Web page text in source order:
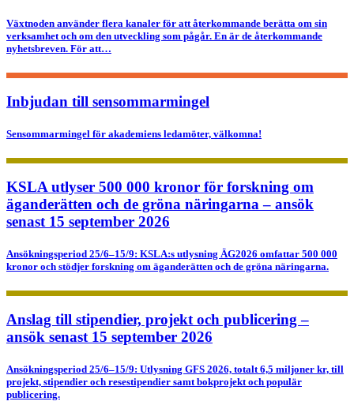
Växtnoden använder flera kanaler för att återkommande berätta om sin
verksamhet och om den utveckling som pågår. En är de återkommande
nyhetsbreven. För att…
Inbjudan till sensommarmingel
Sensommarmingel för akademiens ledamöter, välkomna!
KSLA utlyser 500 000 kronor för forskning om
äganderätten och de gröna näringarna – ansök
senast 15 september 2026
Ansökningsperiod 25/6–15/9: KSLA:s utlysning ÄG2026 omfattar 500 000
kronor och stödjer forskning om äganderätten och de gröna näringarna.
Anslag till stipendier, projekt och publicering –
ansök senast 15 september 2026
Ansökningsperiod 25/6–15/9: Utlysning GFS 2026, totalt 6,5 miljoner kr, till
projekt, stipendier och resestipendier samt bokprojekt och populär
publicering.